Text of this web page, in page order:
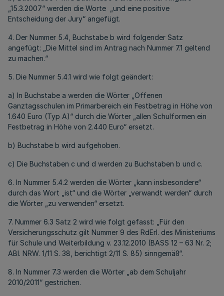
„15.3.2007“ werden die Worte „und eine positive
Entscheidung der Jury“ angefügt.
4. Der Nummer 5.4, Buchstabe b wird folgender Satz
angefügt: „Die Mittel sind im Antrag nach Nummer 7.1 geltend
zu machen.“
5. Die Nummer 5.4.1 wird wie folgt geändert:
a) In Buchstabe a werden die Wörter „Offenen
Ganztagsschulen im Primarbereich ein Festbetrag in Höhe von
1.640 Euro (Typ A)“ durch die Wörter „allen Schulformen ein
Festbetrag in Höhe von 2.440 Euro“ ersetzt.
b) Buchstabe b wird aufgehoben.
c) Die Buchstaben c und d werden zu Buchstaben b und c.
6. In Nummer 5.4.2 werden die Wörter „kann insbesondere“
durch das Wort „ist“ und die Wörter „verwandt werden“ durch
die Wörter „zu verwenden“ ersetzt.
7. Nummer 6.3 Satz 2 wird wie folgt gefasst: „Für den
Versicherungsschutz gilt Nummer 9 des RdErl. des Ministeriums
für Schule und Weiterbildung v. 23.12.2010 (BASS 12 – 63 Nr. 2;
ABl. NRW. 1/11 S. 38, berichtigt 2/11 S. 85) sinngemäß“.
8. In Nummer 7.3 werden die Wörter „ab dem Schuljahr
2010/2011“ gestrichen.